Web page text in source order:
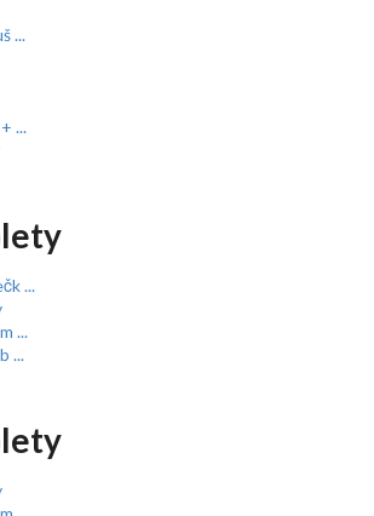
...
...
...
...
...